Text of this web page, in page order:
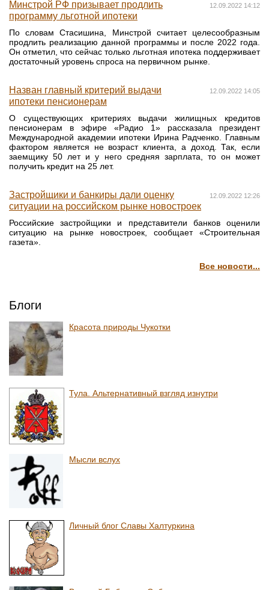
12.09.2022 14:12
Минстрой РФ призывает продлить
программу льготной ипотеки
По словам Стасишина, Минстрой считает целесообразным
продлить реализацию данной программы и после 2022 года.
Он отметил, что сейчас только льготная ипотека поддерживает
достаточный уровень спроса на первичном рынке.
12.09.2022 14:05
Назван главный критерий выдачи
ипотеки пенсионерам
О существующих критериях выдачи жилищных кредитов
пенсионерам в эфире «Радио 1» рассказала президент
Международной академии ипотеки Ирина Радченко. Главным
фактором является не возраст клиента, а доход. Так, если
заемщику 50 лет и у него средняя зарплата, то он может
получить кредит на 25 лет.
12.09.2022 12:26
Застройщики и банкиры дали оценку
ситуации на российском рынке новостроек
Российские застройщики и представители банков оценили
ситуацию на рынке новостроек, сообщает «Строительная
газета».
Все новости...
Блоги
Красота природы Чукотки
Тула. Альтернативный взгляд изнутри
Мысли вслух
Личный блог Славы Халтуркина